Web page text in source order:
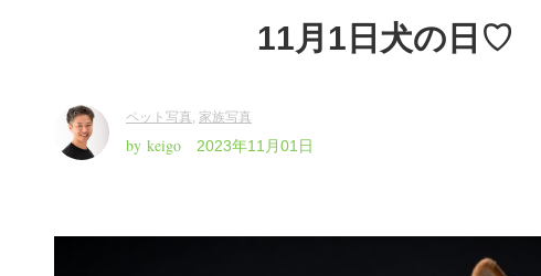
11月1日犬の日♡
ペット写真, 家族写真
by keigo 2023年11月01日